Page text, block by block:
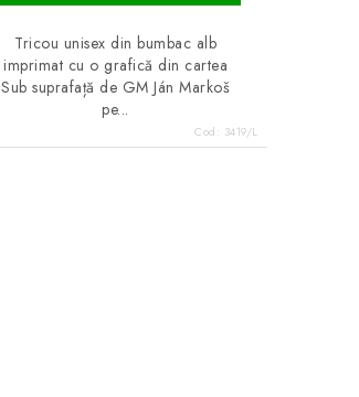
Tricou unisex din bumbac alb
imprimat cu o grafică din cartea
Sub suprafață de GM Ján Markoš
pe...
Cod: 3419/L